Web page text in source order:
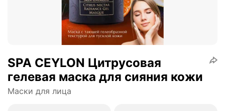
SPA CEYLON Цитрусовая
гелевая маска для сияния кожи
Маски для лица